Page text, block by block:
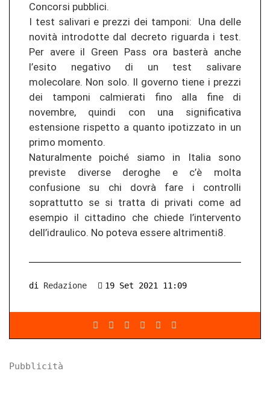
Concorsi pubblici.
I test salivari e prezzi dei tamponi: Una delle
novità introdotte dal decreto riguarda i test.
Per avere il Green Pass ora basterà anche
l’esito negativo di un test salivare
molecolare. Non solo. Il governo tiene i prezzi
dei tamponi calmierati fino alla fine di
novembre, quindi con una significativa
estensione rispetto a quanto ipotizzato in un
primo momento.
Naturalmente poiché siamo in Italia sono
previste diverse deroghe e c’è molta
confusione su chi dovrà fare i controlli
soprattutto se si tratta di privati come ad
esempio il cittadino che chiede l’intervento
dell’idraulico. No poteva essere altrimenti8.
di Redazione 19 Set 2021 11:09
Pubblicità